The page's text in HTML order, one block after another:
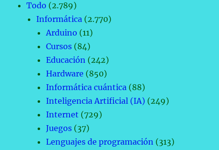
Todo (2.789)
Informática (2.770)
Arduino (11)
Cursos (84)
Educación (242)
Hardware (850)
Informática cuántica (88)
Inteligencia Artificial (IA) (249)
Internet (729)
Juegos (37)
Lenguajes de programación (313)